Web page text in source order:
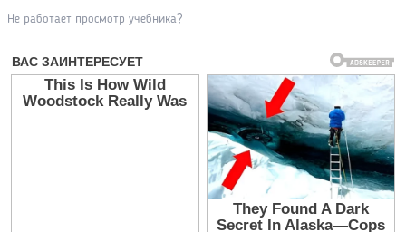
Не работает просмотр учебника?